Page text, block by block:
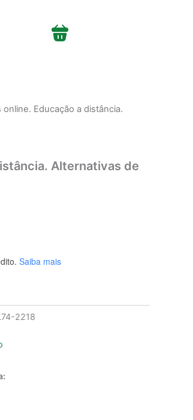
online. Educação a distância.
Alternativas de
Saiba mais
2218